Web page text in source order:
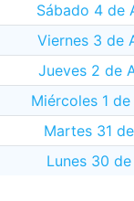
Sábado 4 de
Viernes 3 de
Jueves 2 de
Miércoles 1
Martes 31
Lunes 30